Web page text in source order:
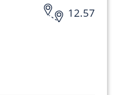
12.57